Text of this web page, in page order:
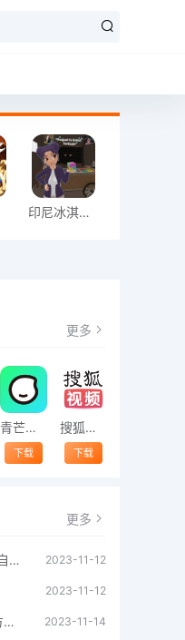
印尼冰淇淋店模拟器
更多
青芒交友软件官方版2021 v1.3
下载
搜狐视频app免费送会员下载安装到手机 v8.8.5
下载
更多
ToonMe怎么取消自动续费？自动续费关闭方法 2023-11-12
2023-11-12
妄想山海怎么加好友 加好友方法大全 2023-11-14